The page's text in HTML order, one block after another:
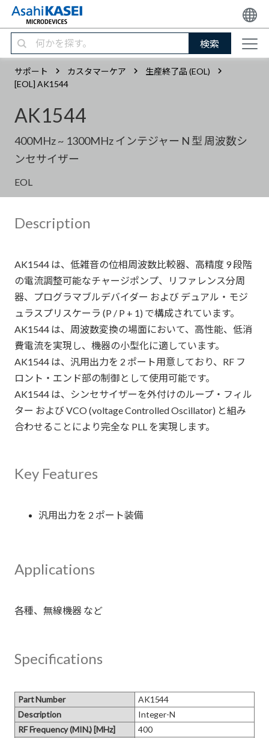
検索
サポート カスタマーケア
生産終了品 (EOL)
[EOL] AK1544
AK1544
400MHz ~ 1300MHz インテジャー N 型 周波数シ
ンセサイザー
EOL
Description
AK1544 は、低雑音の位相周波数比較器、高精度 9 段階
の電流調整可能なチャージポンプ、リファレンス分周
器、プログラマブルデバイダー および デュアル・モジ
ュラスプリスケーラ (P / P + 1) で構成されています。
AK1544 は、周波数変換の場面において、高性能、低消
費電流を実現し、機器の小型化に適しています。
AK1544 は、汎用出力を 2 ポート用意しており、RF フ
ロント・エンド部の制御として使用可能です。
AK1544 は、シンセサイザーを外付けのループ・フィル
ター および VCO (voltage Controlled Oscillator) と組み
合わせることにより完全な PLL を実現します。
Key Features
汎用出力を 2 ポート装備
Applications
Specifications
Part Number
AK1544
Description
Integer-N
RF Frequency (MIN.) [MHz]
400